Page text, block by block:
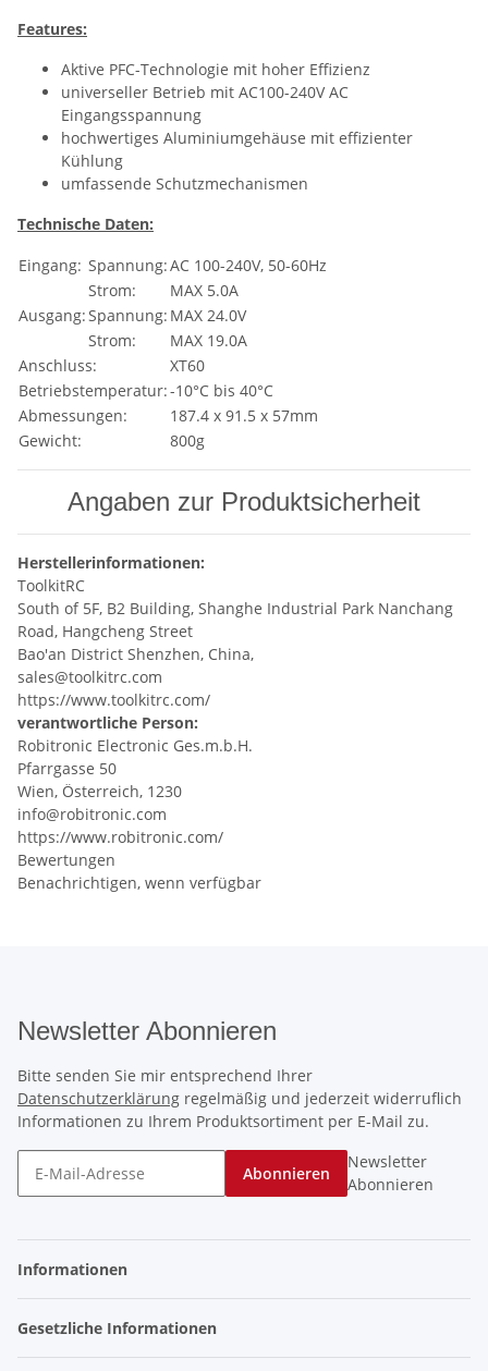
Features:
Aktive PFC-Technologie mit hoher Effizienz
universeller Betrieb mit AC100-240V AC
Eingangsspannung
hochwertiges Aluminiumgehäuse mit effizienter
Kühlung
umfassende Schutzmechanismen
Technische Daten:
Eingang: Spannung:AC 100-240V, 50-60Hz
Strom:
MAX 5.0A
Ausgang:Spannung: MAX 24.0V
Strom:
MAX 19.0A
Anschluss:
XT60
Betriebstemperatur:-10°C bis 40°C
Abmessungen:
187.4 x 91.5 x 57mm
Gewicht:
800g
Angaben zur Produktsicherheit
Herstellerinformationen:
ToolkitRC
South of 5F, B2 Building, Shanghe Industrial Park Nanchang
Road, Hangcheng Street
Bao'an District Shenzhen, China,
sales@toolkitrc.com
https://www.toolkitrc.com/
verantwortliche Person:
Robitronic Electronic Ges.m.b.H.
Pfarrgasse 50
Wien, Österreich, 1230
info@robitronic.com
https://www.robitronic.com/
Bewertungen
Benachrichtigen, wenn verfügbar
Newsletter Abonnieren
Bitte senden Sie mir entsprechend Ihrer
Datenschutzerklärung regelmäßig und jederzeit widerruflich
Informationen zu Ihrem Produktsortiment per E-Mail zu.
Abonnieren
Newsletter
Abonnieren
Informationen
Gesetzliche Informationen